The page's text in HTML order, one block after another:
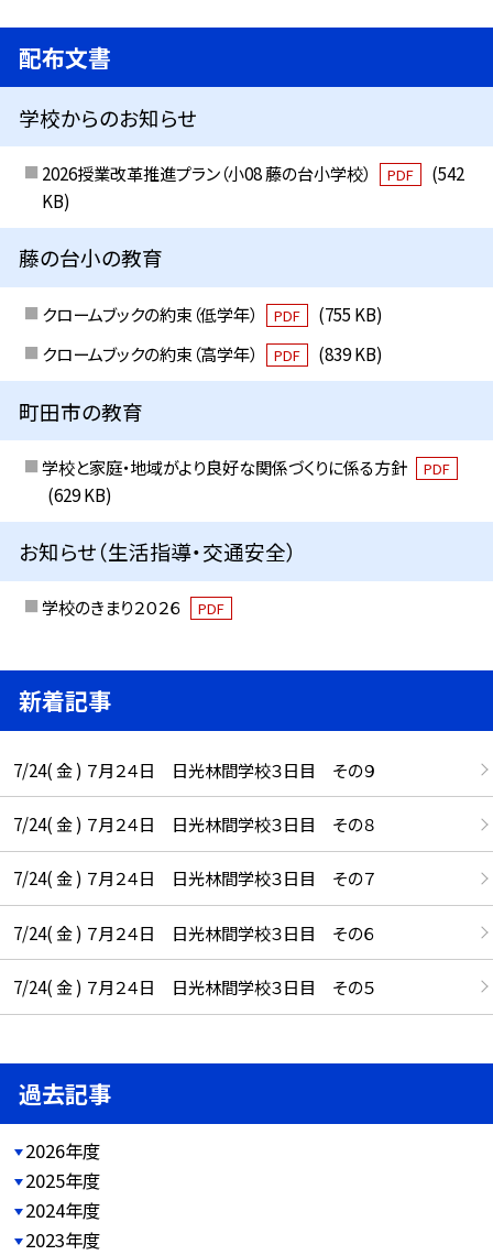
配布文書
学校からのお知らせ
2026授業改革推進プラン（小08 藤の台小学校） PDF
(542
KB)
藤の台小の教育
クロームブックの約束（低学年） PDF
(755 KB)
クロームブックの約束（高学年）
PDF (839 KB)
町田市の教育
学校と家庭・地域がより良好な関係づくりに係る方針 PDF
(629 KB)
お知らせ（生活指導・交通安全）
学校のきまり２０２６ PDF
新着記事
7/24( 金 ) ７月２４日 日光林間学校３日目 その９
7/24( 金 ) ７月２４日 日光林間学校３日目 その８
7/24( 金 ) ７月２４日 日光林間学校３日目 その７
7/24( 金 ) ７月２４日 日光林間学校３日目 その６
7/24( 金 ) ７月２４日 日光林間学校３日目 その５
過去記事
2026年度
2025年度
2024年度
2023年度